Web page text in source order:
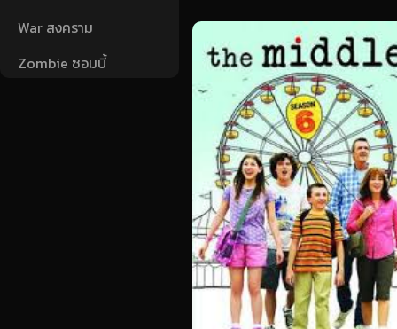
War สงคราม
Zombie ซอมบี้